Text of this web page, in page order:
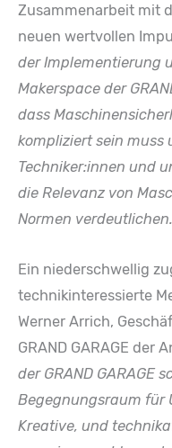
Zusammenarbeit mit
neuen wertvollen
der Implementierung
Makerspace der
dass
kompliziert sein muss
Techniker:innen und
die Relevanz von
Normen
Ein niederschwellig
technikinteressierte
Werner Arrich,
GRAND GARAGE der
der GRAND GARAGE
Begegnungsraum für
Kreative, und